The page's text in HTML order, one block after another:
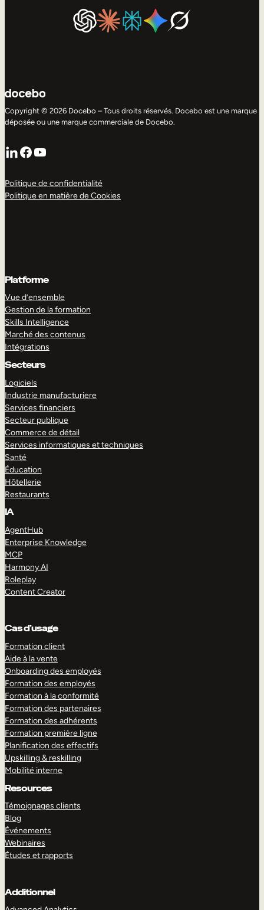
Copyright © 2026 Docebo – Tous droits réservés. Docebo est une marque
déposée ou une marque commerciale de Docebo.
LinkedIn
Facebook
YouTube
Politique de confidentialité
Politique en matière de Cookies
Platforme
Vue d’ensemble
Gestion de la formation
Skills Intelligence
Marché des contenus
Intégrations
Secteurs
Logiciels
Industrie manufacturiere
Services financiers
Secteur publique
Commerce de détail
Services informatiques et techniques
Santé
Éducation
Hôtellerie
Restaurants
IA
AgentHub
Enterprise Knowledge
MCP
Harmony AI
Roleplay
Content Creator
Cas d’usage
Formation client
Aide à la vente
Onboarding des employés
Formation des employés
Formation à la conformité
Formation des partenaires
Formation des adhérents
Formation première ligne
Planification des effectifs
Upskilling & reskilling
Mobilité interne
Resources
Témoignages clients
Blog
Événements
Webinaires
Études et rapports
Additionnel